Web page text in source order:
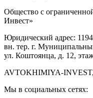
Общество с
Инвест»
Юридический адрес:
вн. тер. г.
ул. Коштоянца, д. 12,
AVTOKHIMIYA-
Мы в социальных сетях: